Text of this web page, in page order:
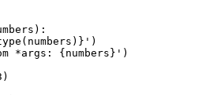
{numbers}')